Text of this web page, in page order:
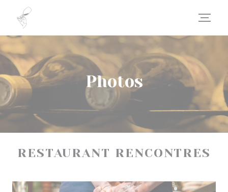
Personnalisation de vos choix en matière de cookies
Photos
RESTAURANT RENCONTRES